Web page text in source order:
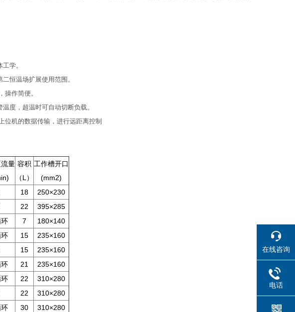
学。
恒温场扩展使用范围。
作简便。
度，超温时可自动切断负载。
位机的数据传输，进行远距离控制
量 容积
（L）
工作槽开口
(mm2)
18
250×230
22
395×285
7
180×140
15
235×160
15
235×160
21
235×160
22
310×280
22
310×280
30
310×280
在线咨询
电话